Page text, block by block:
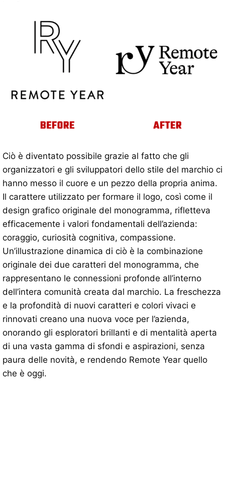
Ciò è diventato possibile grazie al fatto che gli
organizzatori e gli sviluppatori dello stile del marchio ci
hanno messo il cuore e un pezzo della propria anima.
Il carattere utilizzato per formare il logo, così come il
design grafico originale del monogramma, rifletteva
efficacemente i valori fondamentali dell’azienda:
coraggio, curiosità cognitiva, compassione.
Un’illustrazione dinamica di ciò è la combinazione
originale dei due caratteri del monogramma, che
rappresentano le connessioni profonde all’interno
dell’intera comunità creata dal marchio. La freschezza
e la profondità di nuovi caratteri e colori vivaci e
rinnovati creano una nuova voce per l’azienda,
onorando gli esploratori brillanti e di mentalità aperta
di una vasta gamma di sfondi e aspirazioni, senza
paura delle novità, e rendendo Remote Year quello
che è oggi.